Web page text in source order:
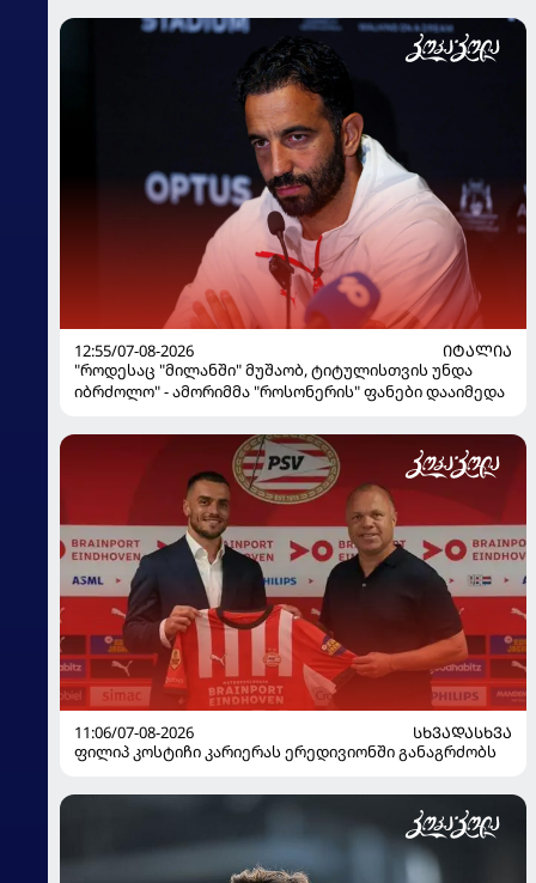
12:55/07-08-2026
ᲘᲢᲐᲚᲘᲐ
"როდესაც "მილანში" მუშაობ, ტიტულისთვის უნდა
იბრძოლო" - ამორიმმა "როსონერის" ფანები დააიმედა
11:06/07-08-2026
ᲡᲮᲕᲐᲓᲐᲡᲮᲕᲐ
ფილიპ კოსტიჩი კარიერას ერედივიონში განაგრძობს